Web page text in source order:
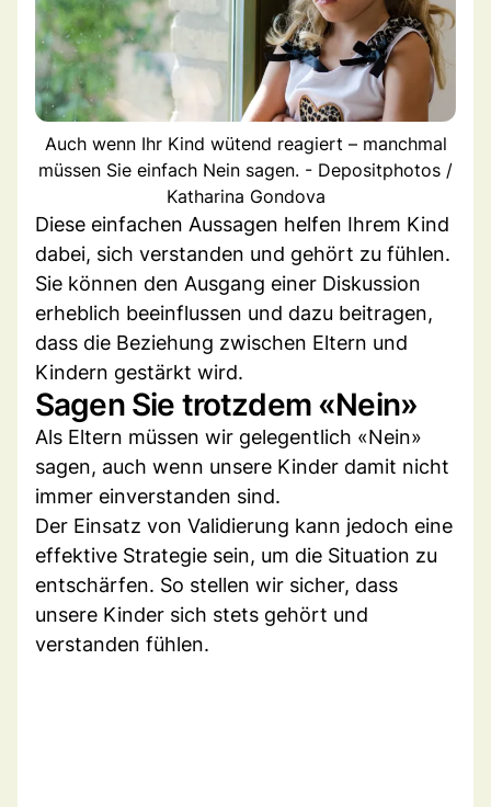
Auch wenn Ihr Kind wütend reagiert – manchmal
müssen Sie einfach Nein sagen. - Depositphotos /
Katharina Gondova
Diese einfachen Aussagen helfen Ihrem Kind
dabei, sich verstanden und gehört zu fühlen.
Sie können den Ausgang einer Diskussion
erheblich beeinflussen und dazu beitragen,
dass die Beziehung zwischen Eltern und
Kindern gestärkt wird.
Sagen Sie trotzdem «Nein»
Als Eltern müssen wir gelegentlich «Nein»
sagen, auch wenn unsere Kinder damit nicht
immer einverstanden sind.
Der Einsatz von Validierung kann jedoch eine
effektive Strategie sein, um die Situation zu
entschärfen. So stellen wir sicher, dass
unsere Kinder sich stets gehört und
verstanden fühlen.